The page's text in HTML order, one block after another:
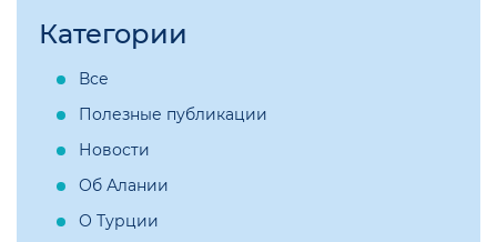
Категории
Все
Полезные публикации
Новости
Об Алании
О Турции